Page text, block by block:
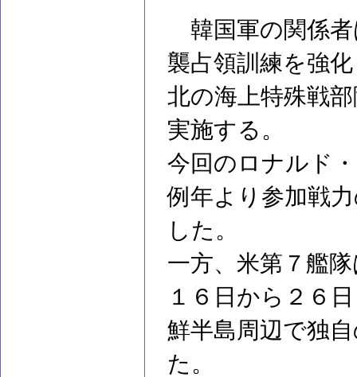
韓国軍の関係者
襲占領訓練を強
北の海上特殊戦
実施する。
今回のロナルド
例年より参加戦
した。
一方、米第７艦
１６日から２６
鮮半島周辺で独
た。